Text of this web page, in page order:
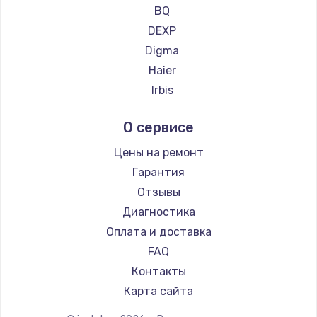
990 руб.
Заказать
Замена динамика
1500 руб.
Замена экрана
1530 руб.
Заказать
Замена шлейфа матрицы
1130 руб.
Заказать
Ремонт планшетов CHUWI
BQ
DEXP
Digma
Haier
Irbis
Microsoft
BlackView
Amazon
Aquarius
Philips
Dell
HP
Getac
ZTE
О сервисе
Цены на ремонт
Гарантия
Отзывы
Диагностика
Оплата и доставка
FAQ
Контакты
Карта сайта